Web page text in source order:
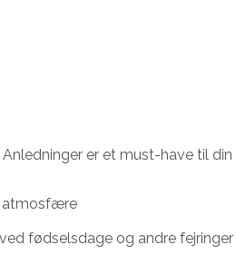
Anledninger er et must-have til
atmosfære
fødselsdage og andre fejringer